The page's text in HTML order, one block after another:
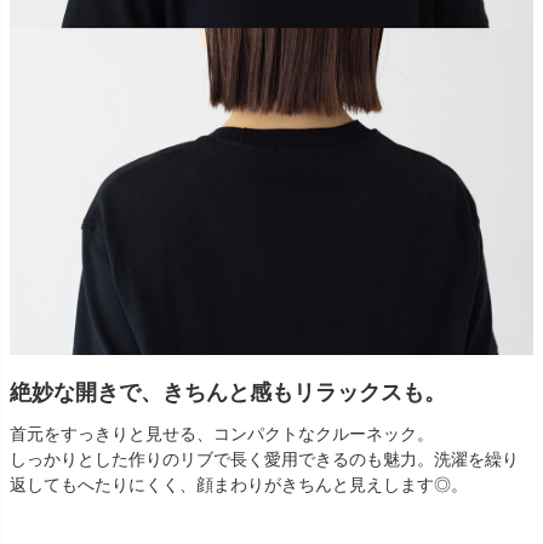
絶妙な開きで、きちんと感もリラックスも。
首元をすっきりと見せる、コンパクトなクルーネック。
しっかりとした作りのリブで長く愛用できるのも魅力。洗濯を繰り
返してもへたりにくく、顔まわりがきちんと見えします◎。